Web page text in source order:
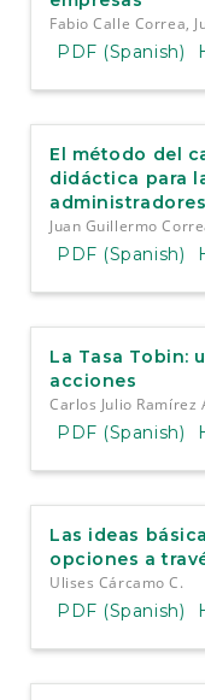
Fabio Calle Correa,
PDF (Spanish)
El método del
didáctica para
Juan Guillermo
PDF (Spanish)
La Tasa Tobin:
acciones
Carlos Julio Ramírez
PDF (Spanish)
Las ideas
opciones a
Ulises Cárcamo C.
PDF (Spanish)